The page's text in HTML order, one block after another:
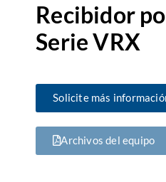
Recibidor
Serie VRX
Solicite más
Archivos del equipo